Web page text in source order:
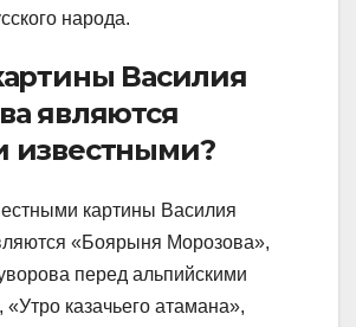
народа.
Василия
являются
известными?
картины Василия
«Боярыня Морозова»,
перед альпийскими
казачьего атамана»,